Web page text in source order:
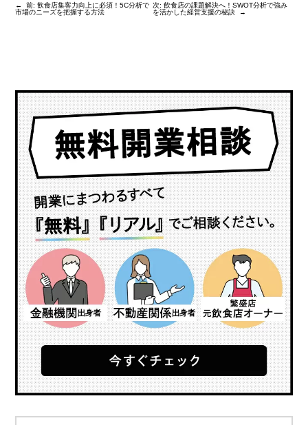
← 前:飲食店集客力向上に必須！5C分析で
市場のニーズを把握する方法
次: 飲食店の課題解決へ！SWOT分析で強み
を活かした経営支援の秘訣
→